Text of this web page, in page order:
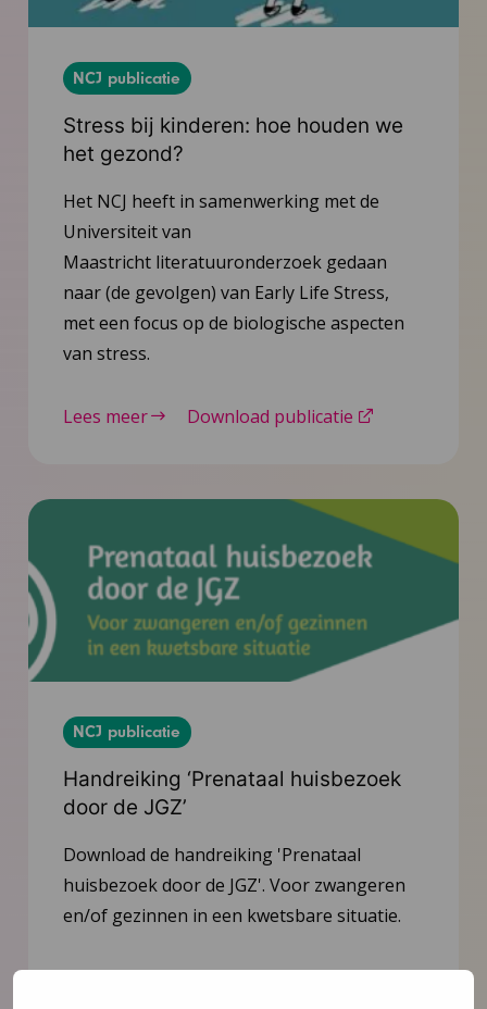
NCJ publicatie
Stress bij kinderen: hoe houden we
het gezond?
Het NCJ heeft in samenwerking met de
Universiteit van
Maastricht literatuuronderzoek gedaan
naar (de gevolgen) van Early Life Stress,
met een focus op de biologische aspecten
van stress.
Lees meer Download publicatie
NCJ publicatie
Handreiking ‘Prenataal huisbezoek
door de JGZ’
Download de handreiking 'Prenataal
huisbezoek door de JGZ'. Voor zwangeren
en/of gezinnen in een kwetsbare situatie.